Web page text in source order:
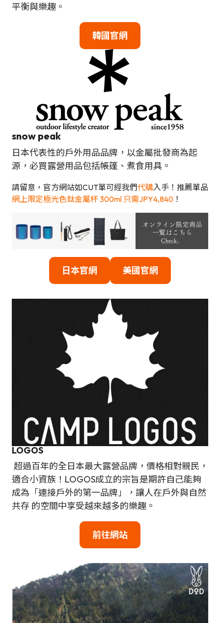
平衡與樂趣。
韓國官網
snow peak
日本代表性的戶外用品品牌，以金屬批發商為起
源，必買露營用品包括帳篷、煮食用具。
請留意，官方網站如CUT單可經我們代購入手！推薦單品
網上限定極光色鈦金屬杯 300ml 只需JPY4,840 ！
日本官網 美國官網
LOGOS
超過百年的全日本最大露營品牌，價格相對親民，
適合小資族！LOGOS成立的宗旨是期許自己能夠
成為「連接戶外的第一品牌」，讓人在戶外與自然
共存 的空間中享受越來越多的樂趣。
前往網站